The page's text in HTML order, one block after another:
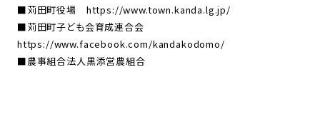
■苅田町役場 https://www.town.kanda.lg.jp/
■苅田町子ども会育成連合会
https://www.facebook.com/kandakodomo/
■農事組合法人黒添営農組合